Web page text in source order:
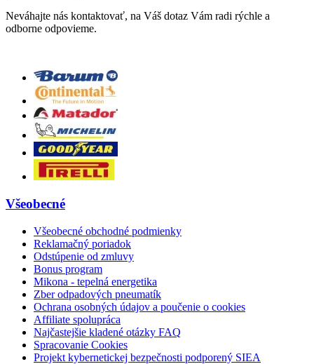
Neváhajte nás kontaktovať, na Váš dotaz Vám radi rýchle a
odborne odpovieme.
Všeobecné
Všeobecné obchodné podmienky
Reklamačný poriadok
Odstúpenie od zmluvy
Bonus program
Mikona - tepelná energetika
Zber odpadových pneumatík
Ochrana osobných údajov a poučenie o cookies
Affiliate spolupráca
Najčastejšie kladené otázky FAQ
Spracovanie Cookies
Projekt kybernetickej bezpečnosti podporený SIEA